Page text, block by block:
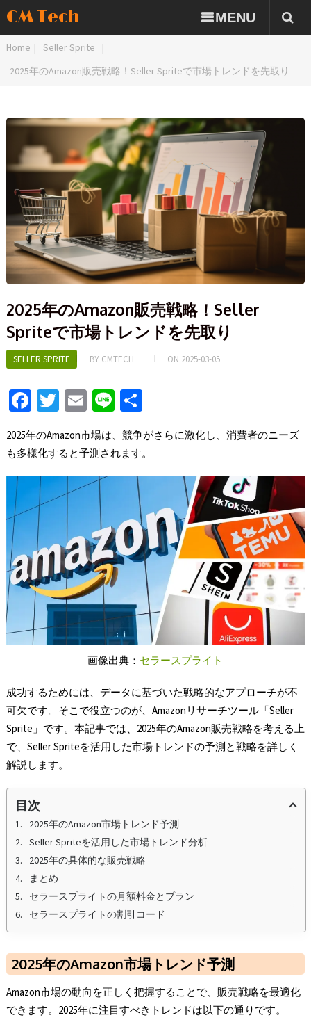
CM Tech MENU
Home | Seller Sprite
|
2025年のAmazon販売戦略！Seller Spriteで市場トレンドを先取り
2025年のAmazon販売戦略！Seller
Spriteで市場トレンドを先取り
SELLER SPRITE BY CMTECH ON 2025-03-05
Fa
b
o
o
k
T
tt
er
E
m
ai
l
Li
n
e
S
h
ar
e
2025年のAmazon市場は、競争がさらに激化し、消費者のニーズ
も多様化すると予測されます。
画像出典： セラースプライト
成功するためには、データに基づいた戦略的なアプローチが不
可欠です。そこで役立つのが、Amazonリサーチツール「Seller
Sprite」です。本記事では、2025年のAmazon販売戦略を考える上
で、Seller Spriteを活用した市場トレンドの予測と戦略を詳しく
解説します。
目次
2025年のAmazon市場トレンド予測
Seller Spriteを活用した市場トレンド分析
2025年の具体的な販売戦略
まとめ
セラースプライトの月額料金とプラン
セラースプライトの割引コード
2025年のAmazon市場トレンド予測
Amazon市場の動向を正しく把握することで、販売戦略を最適化
できます。2025年に注目すべきトレンドは以下の通りです。